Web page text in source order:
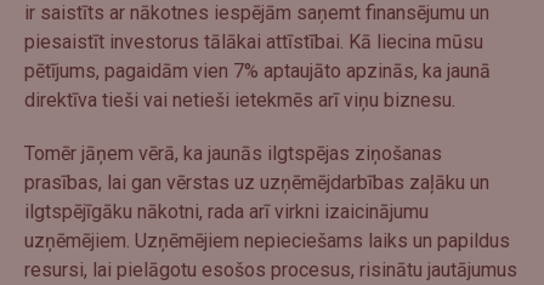
ir saistīts ar nākotnes iespējām saņemt finansējumu un
piesaistīt investorus tālākai attīstībai. Kā liecina mūsu
pētījums, pagaidām vien 7% aptaujāto apzinās, ka jaunā
direktīva tieši vai netieši ietekmēs arī viņu biznesu.
Tomēr jāņem vērā, ka jaunās ilgtspējas ziņošanas
prasības, lai gan vērstas uz uzņēmējdarbības zaļāku un
ilgtspējīgāku nākotni, rada arī virkni izaicinājumu
uzņēmējiem. Uzņēmējiem nepieciešams laiks un papildus
resursi, lai pielāgotu esošos procesus, risinātu jautājumus